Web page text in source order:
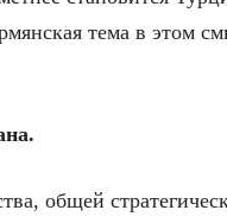
тема в этом
общей